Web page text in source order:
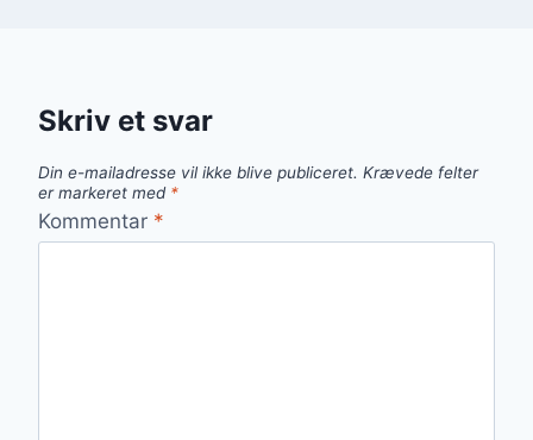
Skriv et svar
Din e-mailadresse vil ikke blive publiceret. Krævede felter
er markeret med *
Kommentar *